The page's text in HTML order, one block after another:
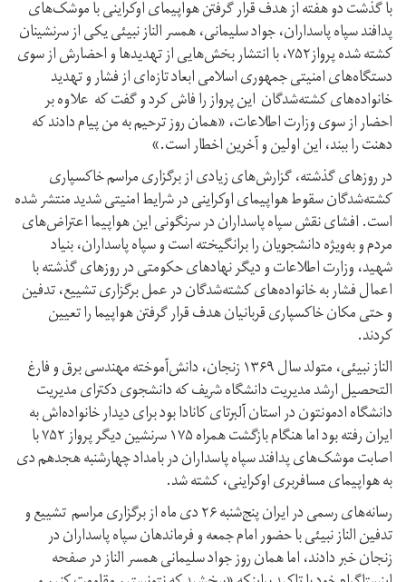
با گذشت دو هفته از هدف قرار گرفتن هواپیمای اوکراینی با موشک‌های
پدافند سپاه پاسداران، جواد سلیمانی، همسر الناز نبیئی یکی از سرنشینان
کشته شده پرواز۷۵۲، با انتشار بخش‌هایی از تهدیدها و احضارش از سوی
دستگاه‌های امنیتی جمهوری اسلامی ابعاد تازه‌ای از فشار و تهدید
خانواده‌های کشته‌شدگان این پرواز را فاش کرد و گفت که علاوه بر
احضار از سوی وزارت اطلاعات، «همان روز ترحیم به من پیام دادند که
دهنت را ببند، این اولین و آخرین اخطار است.»
در روزهای گذشته، گزارش‌های زیادی از برگزاری مراسم خاکسپاری
کشته‌شدگان سقوط هواپیمای اوکراینی در شرایط امنیتی شدید منتشر شده
است. افشای نقش سپاه پاسداران در سرنگونی این هواپیما اعتراض‌های
مردم و به‌ویژه دانشجویان را برانگیخته است و سپاه پاسداران، بنیاد
شهید، وزارت اطلاعات و دیگر نهادهای حکومتی در روزهای گذشته با
اعمال فشار به خانواده‌های کشته‌شدگان در عمل برگزاری تشییع، تدفین
و حتی مکان خاکسپاری قربانیان هدف قرار گرفتن هواپیما را تعیین
کردند.
الناز نبیئی، متولد سال ۱۳۶۹ زنجان، دانش‌آموخته مهندسی برق و فارغ
التحصیل ارشد مدیریت دانشگاه شریف که دانشجوی دکترای مدیریت
دانشگاه ادمونتون در استان آلبرتای کانادا بود برای دیدار خانواده‌اش به
ایران رفته بود اما هنگام بازگشت همراه ۱۷۵ سرنشین دیگر پرواز ۷۵۲ با
اصابت موشک‌های پدافند سپاه پاسداران در بامداد چهارشنبه هجدهم دی
به هواپیمای مسافربری اوکراینی، کشته شد.
رسانه‌های رسمی در ایران پنج‌شنبه ۲۶ دی ماه از برگزاری مراسم تشییع و
تدفین الناز نبیئی با حضور امام جمعه و فرماندهان سپاه پاسداران در
زنجان خبر دادند، اما همان روز جواد سلیمانی همسر الناز در صفحه